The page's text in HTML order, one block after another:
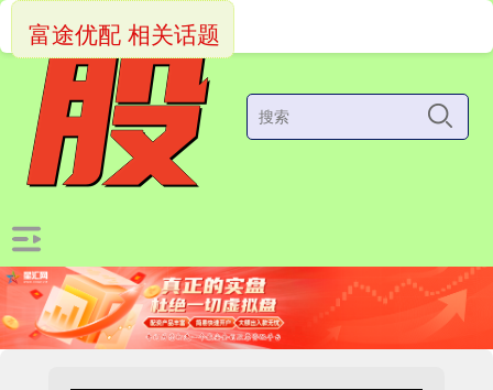
富途优配 相关话题